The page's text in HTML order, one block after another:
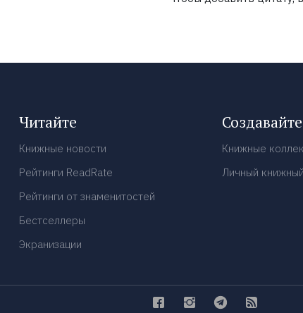
Читайте
Книжные новости
Рейтинги ReadRate
Рейтинги от знаменитостей
Бестселлеры
Экранизации
Создавайте
Книжные
Личный